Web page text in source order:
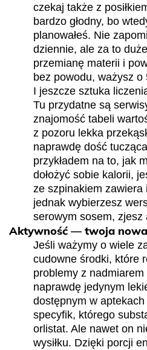
czekaj także z
bardzo głodny, bo
planowałeś. Nie
dziennie, ale za to
przemianę materii i
bez powodu, ważysz o
I jeszcze sztuka
Tu przydatne są
znajomość tabeli
z pozoru lekka
naprawdę dość
przykładem na to, jak
dołożyć sobie kalorii,
ze szpinakiem zawiera
jednak wybierzesz
serowym sosem, zjesz
Aktywność — twoja nowa
Jeśli ważymy o wiele
cudowne środki, które
problemy z
naprawdę jedynym
dostępnym w
specyfik, którego
orlistat. Ale nawet on
wysiłku. Dzięki porcji